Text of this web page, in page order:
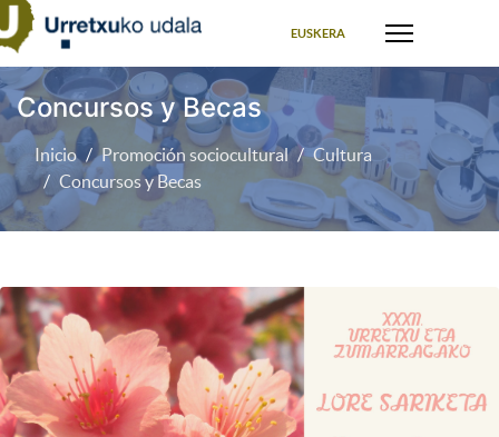
EUSKERA
Concursos y Becas
Inicio Promoción sociocultural
Cultura
Concursos y Becas